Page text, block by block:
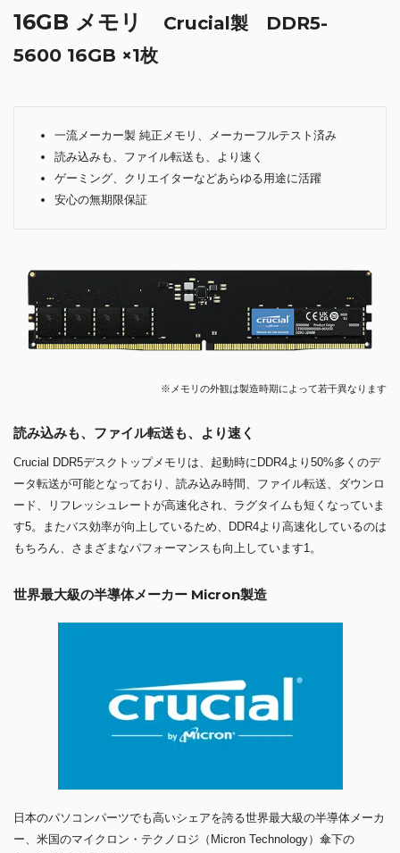
16GB メモリ
Crucial製 DDR5-
5600 16GB ×1枚
一流メーカー製 純正メモリ、メーカーフルテスト済み
読み込みも、ファイル転送も、より速く
ゲーミング、クリエイターなどあらゆる用途に活躍
安心の無期限保証
※メモリの外観は製造時期によって若干異なります
読み込みも、ファイル転送も、より速く
Crucial DDR5デスクトップメモリは、起動時にDDR4より50%多くのデ
ータ転送が可能となっており、読み込み時間、ファイル転送、ダウンロ
ード、リフレッシュレートが高速化され、ラグタイムも短くなっていま
す5。またバス効率が向上しているため、DDR4より高速化しているのは
もちろん、さまざまなパフォーマンスも向上しています1。
世界最大級の半導体メーカー Micron製造
日本のパソコンパーツでも高いシェアを誇る世界最大級の半導体メーカ
ー、米国のマイクロン・テクノロジ（Micron Technology）傘下の